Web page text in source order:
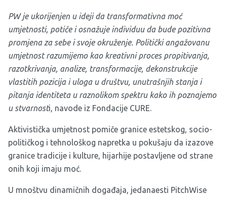
PW je ukorijenjen u ideji da transformativna moć
umjetnosti, potiče i osnažuje individuu da bude pozitivna
promjena za sebe i svoje okruženje. Politički angažovanu
umjetnost razumijemo kao kreativni proces propitivanja,
razotkrivanja, analize, transformacije, dekonstrukcije
vlastitih pozicija i uloga u društvu, unutrašnjih stanja i
pitanja identiteta u raznolikom spektru kako ih poznajemo
u stvarnosti, navode iz Fondacije CURE.
Aktivistička umjetnost pomiče granice estetskog, socio-
političkog i tehnološkog napretka u pokušaju da izazove
granice tradicije i kulture, hijarhije postavljene od strane
onih koji imaju moć.
U mnoštvu dinamičnih događaja, jedanaesti PitchWise